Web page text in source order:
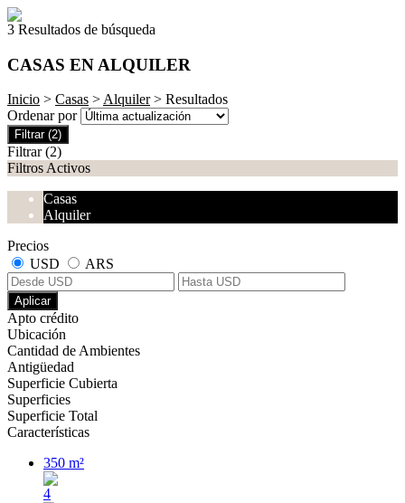
3 Resultados de búsqueda
CASAS EN ALQUILER
Inicio > Casas >Alquiler> Resultados
Ordenar por
Filtrar (2)
Filtrar (2)
Filtros Activos
Casas
Alquiler
Precios
USD
ARS
Aplicar
Apto crédito
Ubicación
Cantidad de Ambientes
Antigüedad
Superficie Cubierta
Superficies
Superficie Total
Características
350 m²
4